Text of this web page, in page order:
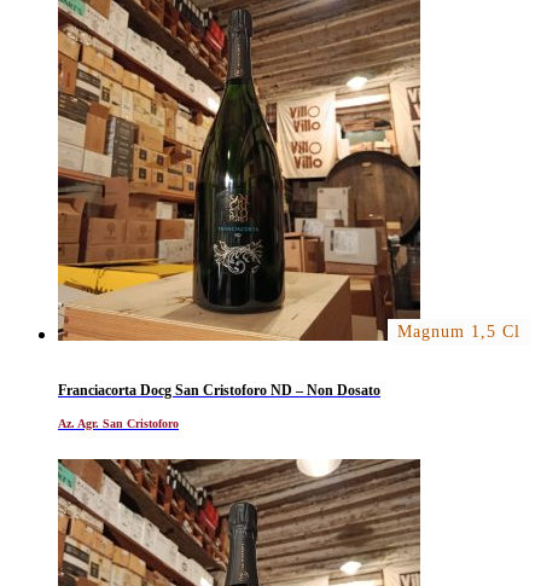
Magnum 1,5 Cl
Franciacorta Docg San Cristoforo ND – Non Dosato
Az. Agr. San Cristoforo